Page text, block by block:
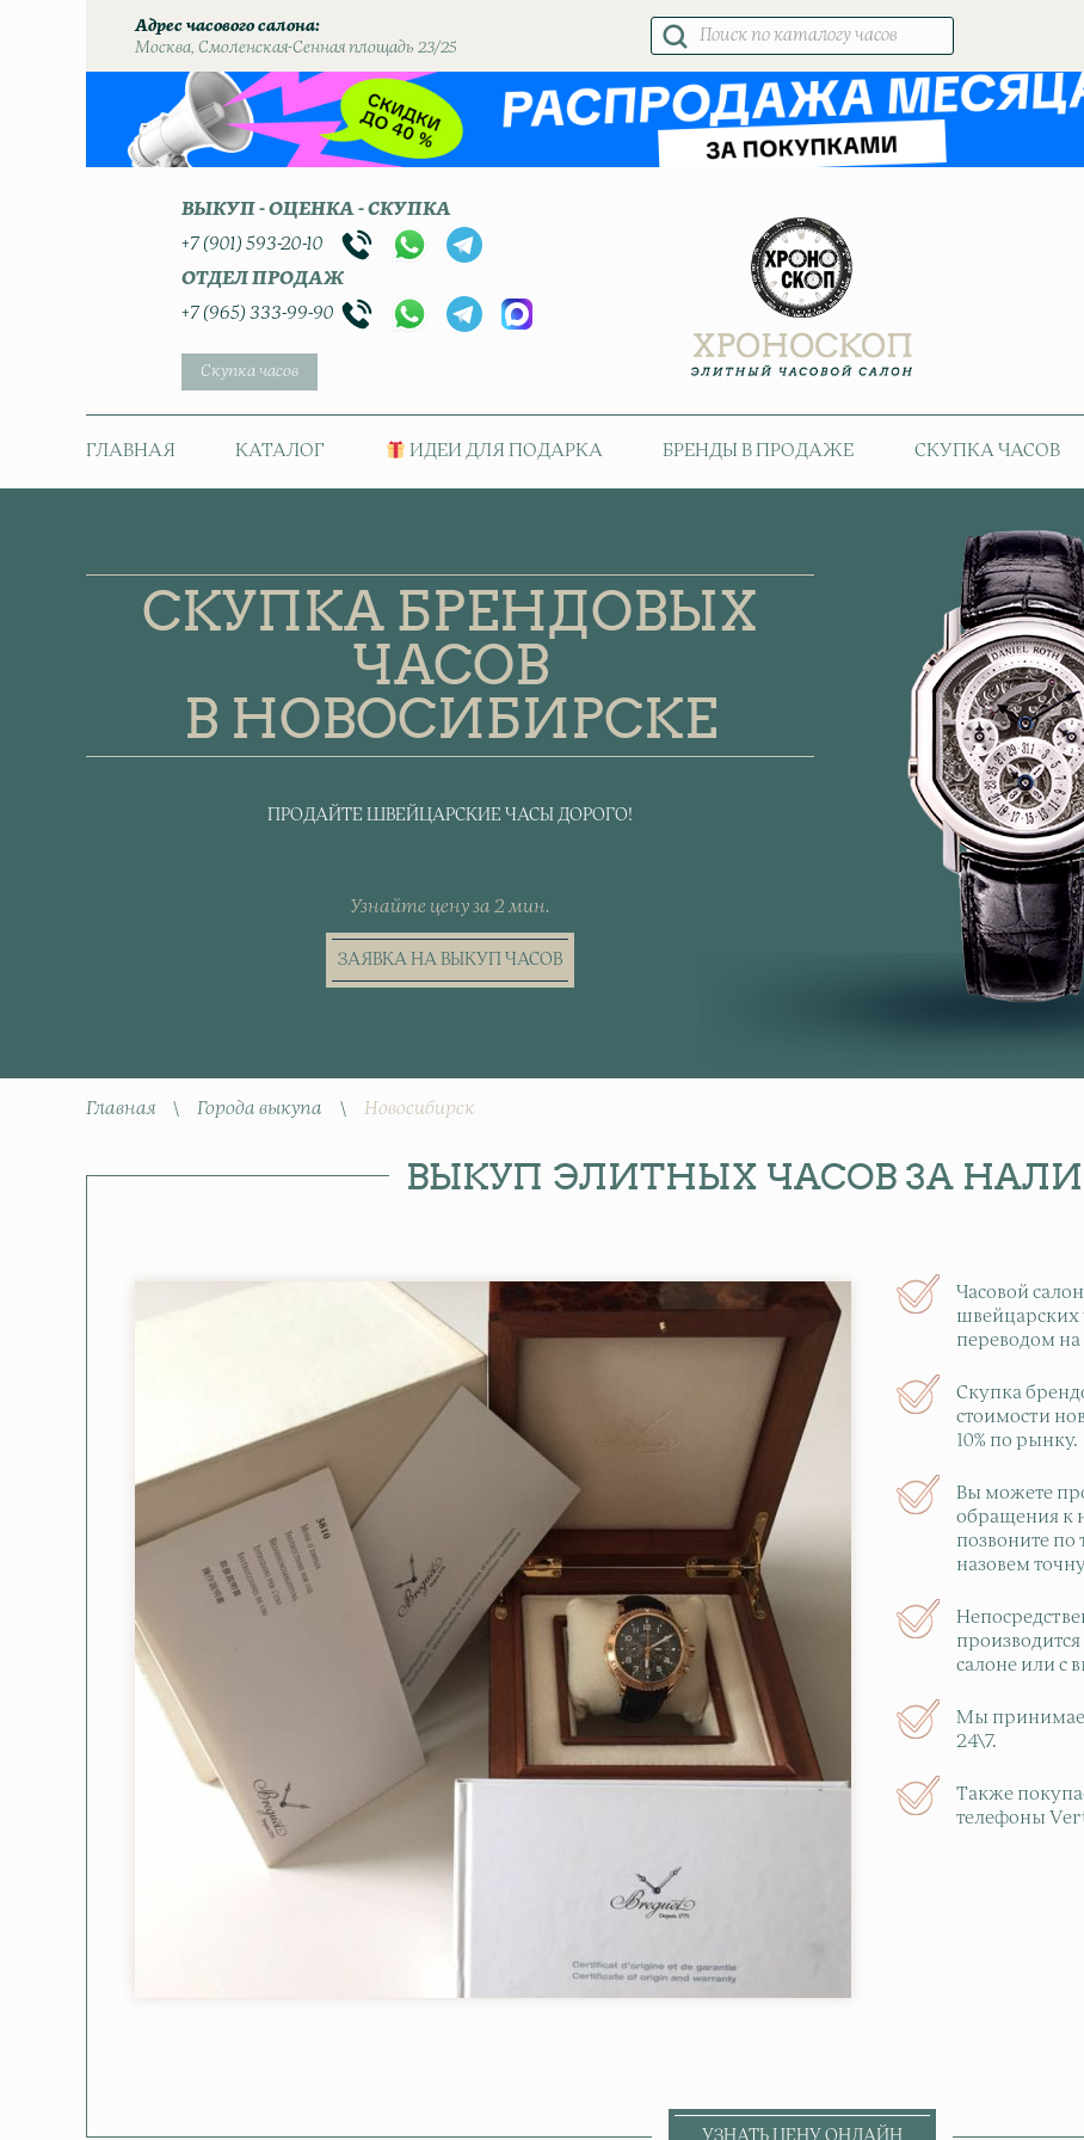
Адрес часового салона
Москва, Смоленская-Сенная площадь 23/25
Поиск
товаров
ВЫКУП - ОЦЕНКА - СКУПКА
+7 (901) 593-20-10
ОТДЕЛ ПРОДАЖ
+7 (965) 333-99-90
Скупка часов
ГЛАВНАЯ КАТАЛОГ ИДЕИ ДЛЯ ПОДАРКА БРЕНДЫ В ПРОДАЖЕ СКУПКА ЧАСОВ
СКУПКА БРЕНДОВЫХ
ЧАСОВ
В НОВОСИБИРСКЕ
ПРОДАЙТЕ ШВЕЙЦАРСКИЕ ЧАСЫ ДОРОГО!
Узнайте цену за 2 мин.
ЗАЯВКА НА ВЫКУП ЧАСОВ
Главная \ Города выкупа \ Новосибирск
ВЫКУП ЭЛИТНЫХ ЧАСОВ ЗА
Часовой
швейцарских
переводом на
Скупка
стоимости
10% по рынку.
Вы можете
обращения к
позвоните
назовем
салоне или с
Мы
24\7.
Также
телефоны
УЗНАТЬ ЦЕНУ ОНЛАЙН